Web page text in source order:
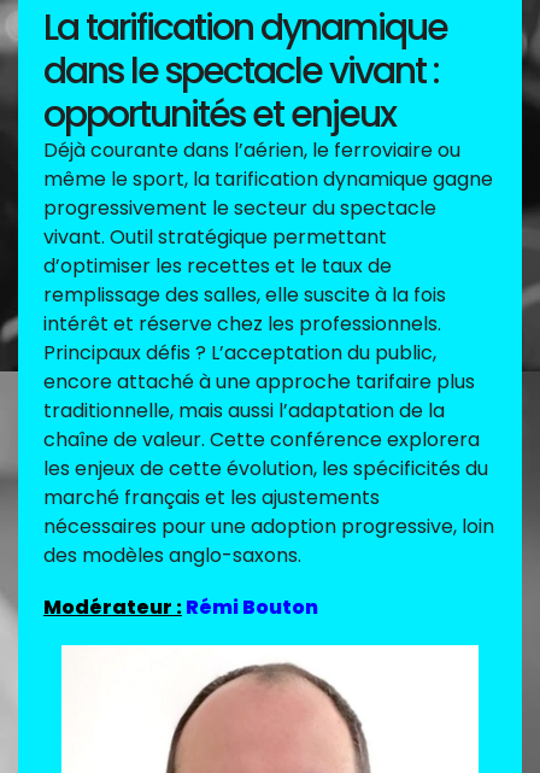
La tarification dynamique
dans le spectacle vivant :
opportunités et enjeux
Déjà courante dans l’aérien, le ferroviaire ou
même le sport, la tarification dynamique gagne
progressivement le secteur du spectacle
vivant. Outil stratégique permettant
d’optimiser les recettes et le taux de
remplissage des salles, elle suscite à la fois
intérêt et réserve chez les professionnels.
Principaux défis ? L’acceptation du public,
encore attaché à une approche tarifaire plus
traditionnelle, mais aussi l’adaptation de la
chaîne de valeur. Cette conférence explorera
les enjeux de cette évolution, les spécificités du
marché français et les ajustements
nécessaires pour une adoption progressive, loin
des modèles anglo-saxons.
Modérateur :Rémi Bouton